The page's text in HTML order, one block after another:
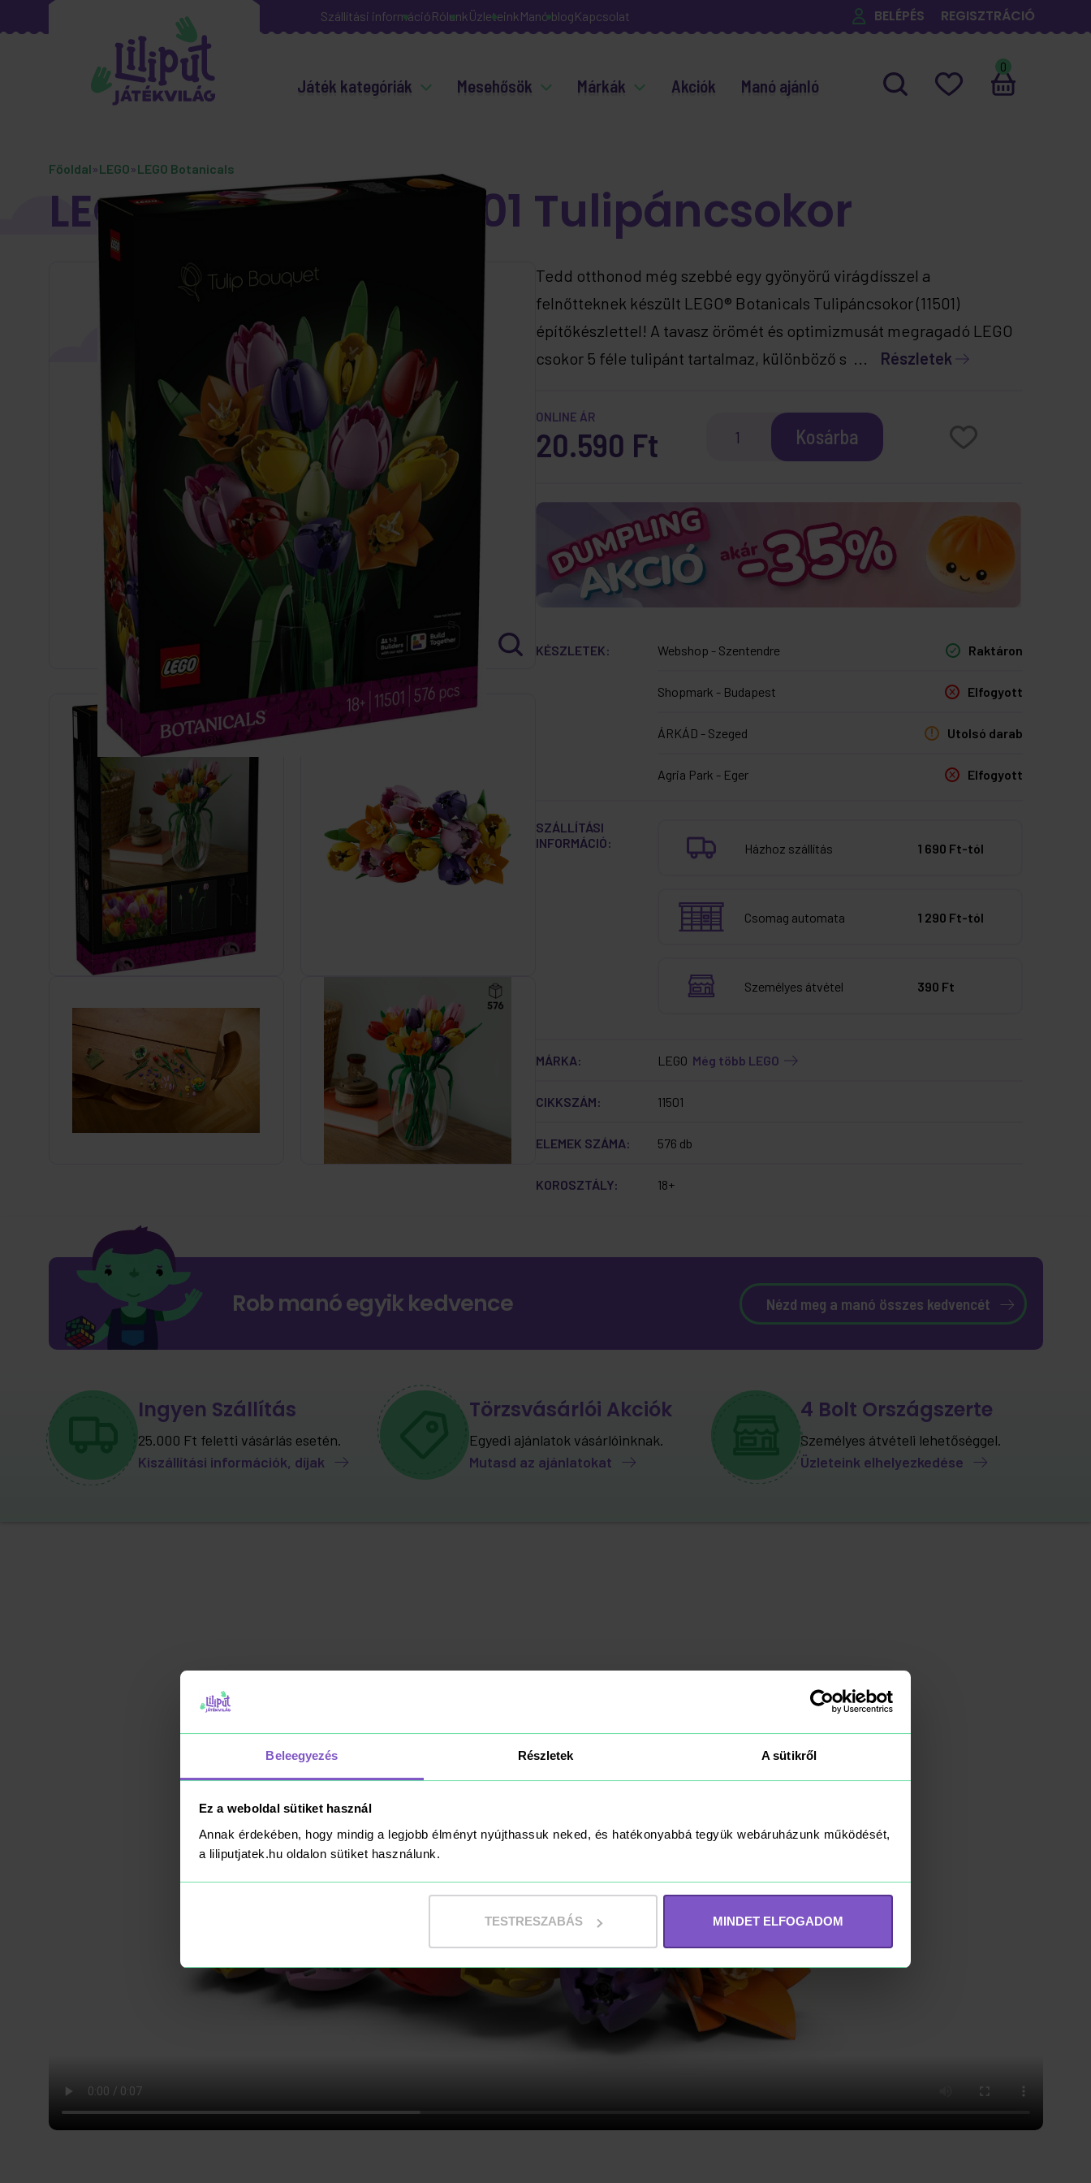
Beleegyezés Részletek A sütikről
Ez a weboldal sütiket használ
Annak érdekében, hogy mindig a legjobb élményt nyújthassuk neked, és hatékonyabbá tegyük webáruházunk működését,
a liliputjatek.hu oldalon sütiket használunk.
TESTRESZABÁS MINDET ELFOGADOM
Szállítási információRólunk Üzleteink Manó blogKapcsolat BELÉPÉS REGISZTRÁCIÓ
Játék kategóriák Mesehősök Márkák Akciók Manó ajánló
0
Főoldal»LEGO»LEGO Botanicals
LEGO Botanicals 11501 Tulipáncsokor
Tedd otthonod még szebbé egy gyönyörű virágdísszel a
felnőtteknek készült LEGO® Botanicals Tulipáncsokor (11501)
építőkészlettel! A tavasz örömét és optimizmusát megragadó LEGO
csokor 5 féle tulipánt tartalmaz, különböző s ... Részletek
ONLINE ÁR
20.590 Ft Kosárba
KÉSZLETEK: Webshop - Szentendre Raktáron
Shopmark - Budapest Elfogyott
ÁRKÁD - Szeged Utolsó darab
Agria Park - Eger Elfogyott
SZÁLLÍTÁSI
INFORMÁCIÓ:
Házhoz szállítás 1 690 Ft-tól
Csomag automata 1 290 Ft-tól
Személyes átvétel 390 Ft
MÁRKA: LEGO Még több LEGO
CIKKSZÁM: 11501
ELEMEK SZÁMA: 576 db
KOROSZTÁLY: 18+
Rob manó egyik kedvence Nézd meg a manó összes kedvencét
Ingyen Szállítás
25.000 Ft feletti vásárlás esetén.
Kiszállítási információk, díjak
Törzsvásárlói Akciók
Egyedi ajánlatok vásárlóinknak.
Mutasd az ajánlatokat
4 Bolt Országszerte
Személyes átvételi lehetőséggel.
Üzleteink elhelyezkedése